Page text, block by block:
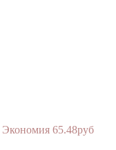
Экономия 65.48руб